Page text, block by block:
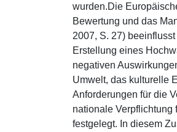
wurden.Die
Bewertung und das
2007, S. 27)
Erstellung eines
negativen
Umwelt, das kulturelle
Anforderungen für die
nationale Verpflichtung
festgelegt. In diesem